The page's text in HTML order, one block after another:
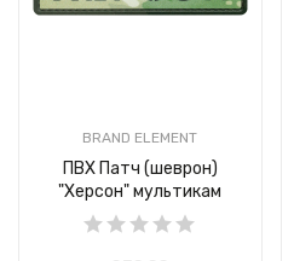
BRAND ELEMENT
ПВХ Патч (шеврон)
"Херсон" мультикам